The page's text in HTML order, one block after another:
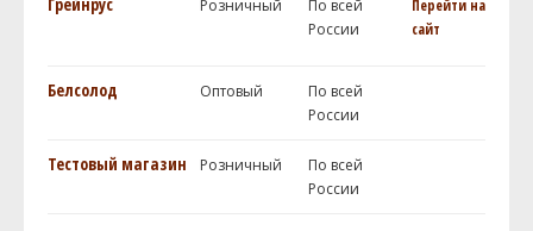
Розничный
По всей
России
Перейти на
сайт
Белсолод Оптовый
По всей
России
Тестовый магазин Розничный
По всей
России